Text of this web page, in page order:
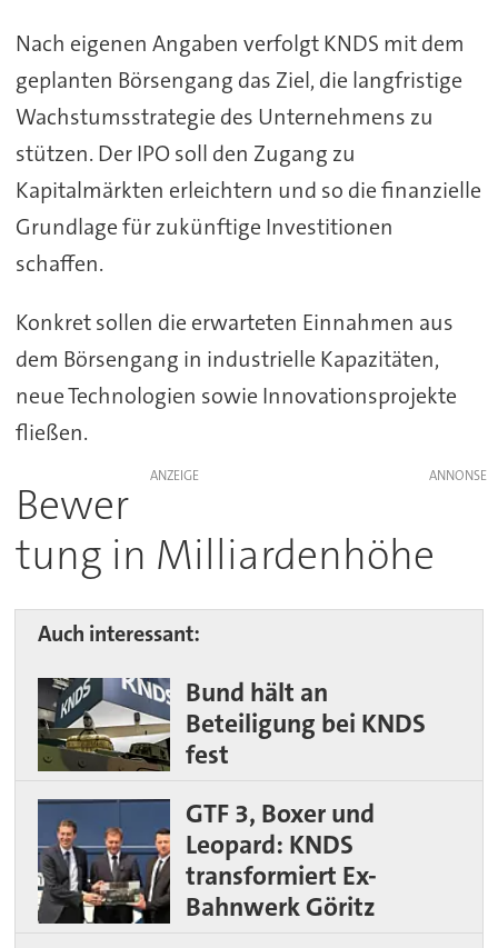
Nach eigenen Angaben verfolgt KNDS mit dem
geplanten Börsengang das Ziel, die langfristige
Wachstumsstrategie des Unternehmens zu
stützen. Der IPO soll den Zugang zu
Kapitalmärkten erleichtern und so die finanzielle
Grundlage für zukünftige Investitionen
schaffen.
Konkret sollen die erwarteten Einnahmen aus
dem Börsengang in industrielle Kapazitäten,
neue Technologien sowie Innovationsprojekte
fließen.
ANZEIGE
Bewer
tung in Milliardenhöhe
Auch interessant:
Bund hält an
Beteiligung bei KNDS
fest
GTF 3, Boxer und
Leopard: KNDS
transformiert Ex-
Bahnwerk Göritz